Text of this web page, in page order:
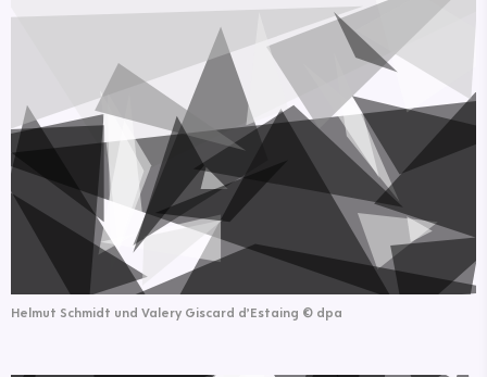
Helmut Schmidt und Valery Giscard d’Estaing © dpa